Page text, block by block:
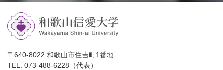
〒640-8022 和歌山市住吉町1番地
TEL. 073-488-6228（代表）